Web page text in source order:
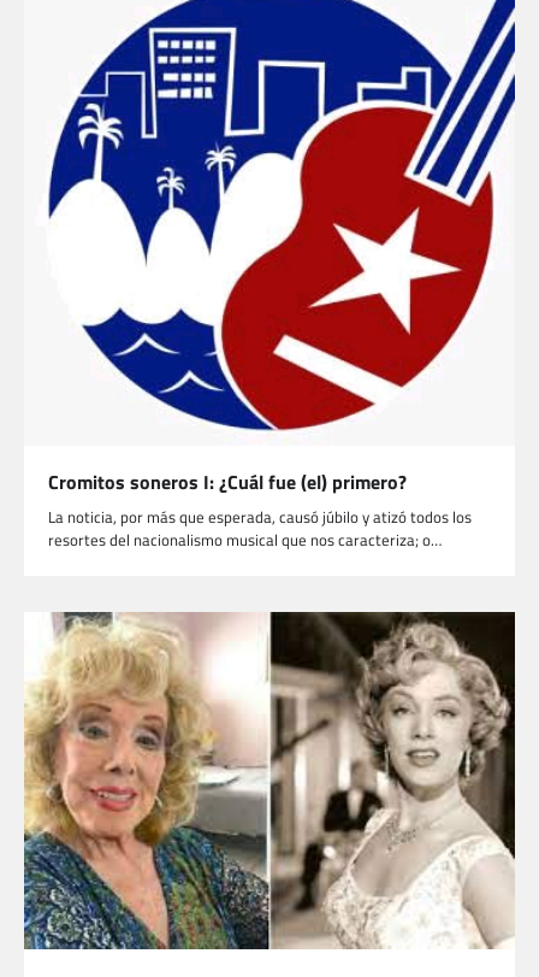
Cromitos soneros I: ¿Cuál fue (el) primero?
La noticia, por más que esperada, causó júbilo y atizó todos los
resortes del nacionalismo musical que nos caracteriza; o…